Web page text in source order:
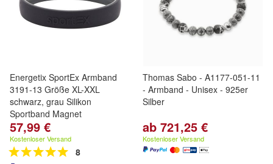
Energetix SportEx Armband
3191-13 Größe XL-XXL
schwarz, grau Silikon
Sportband Magnet
57,99 €
Kostenloser Versand
8
Thomas Sabo - A1177-051-11
- Armband - Unisex - 925er
Silber
ab 721,25 €
Kostenloser Versand